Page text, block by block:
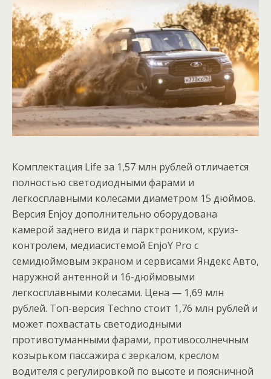
Комплектация Life за 1,57 млн рублей отличается
полностью светодиодными фарами и
легкосплавными колесами диаметром 15 дюймов.
Версия Enjoy дополнительно оборудована
камерой заднего вида и парктроником, круиз-
контролем, медиасистемой EnjoY Pro с
семидюймовым экраном и сервисами Яндекс Авто,
наружной антенной и 16-дюймовыми
легкосплавными колесами. Цена — 1,69 млн
рублей. Топ-версия Techno стоит 1,76 млн рублей и
может похвастать светодиодными
противотуманными фарами, противосолнечным
козырьком пассажира с зеркалом, креслом
водителя с регулировкой по высоте и поясничной